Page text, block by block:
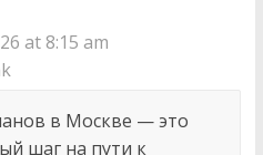
at 8:15 am
в Москве — это
шаг на пути к